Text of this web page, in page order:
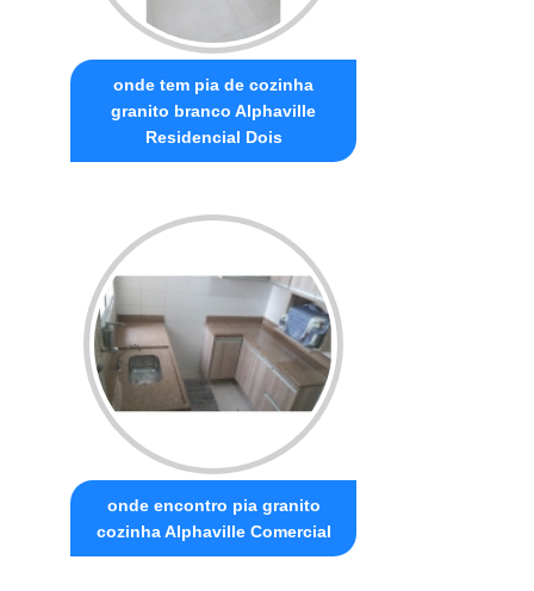
onde tem pia de cozinha
granito branco Alphaville
Residencial Dois
onde encontro pia granito
cozinha Alphaville Comercial